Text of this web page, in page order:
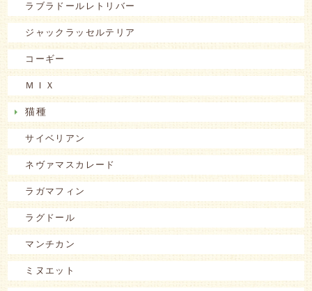
ラブラドールレトリバー
ジャックラッセルテリア
コーギー
ＭＩＸ
猫種
サイベリアン
ネヴァマスカレード
ラガマフィン
ラグドール
マンチカン
ミヌエット